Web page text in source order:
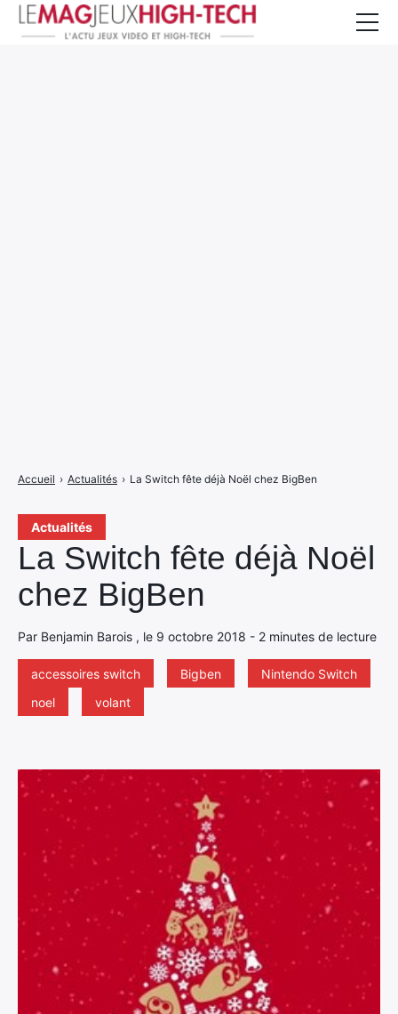
Actualités
La Switch fête déjà Noël
chez BigBen
Par Benjamin Barois , le 9 octobre 2018 - 2 minutes de lecture
accessoires switch Bigben
Nintendo Switch
noel
volant
Accueil › Actualités › La Switch fête déjà Noël chez BigBen